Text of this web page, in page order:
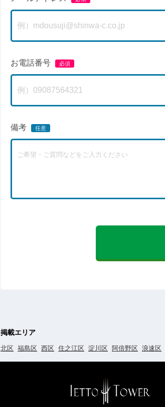
お電話番号
備考
掲載エリア
北区 福島区 西区 住之江区 淀川区 阿倍野区 浪速区